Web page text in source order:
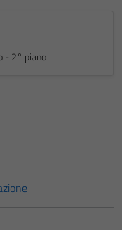
- 2° piano